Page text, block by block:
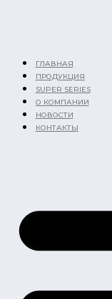
ГЛАВНАЯ
ПРОДУКЦИЯ
SUPER SERIES
О КОМПАНИИ
НОВОСТИ
КОНТАКТЫ